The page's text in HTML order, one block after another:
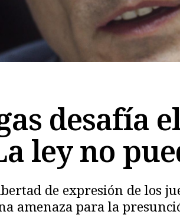
desafía
ley no
de expresión de los
amenaza para la